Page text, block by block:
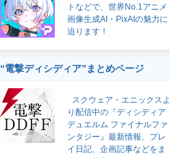
トなどで、世界No.1アニメ
画像生成AI・PixAIの魅力に
迫ります！
“電撃ディシディア”まとめページ
スクウェア・エニックスよ
り配信中の『ディシディア
デュエルム ファイナルファ
ンタジー』最新情報、プレ
イ日記、企画記事などをま